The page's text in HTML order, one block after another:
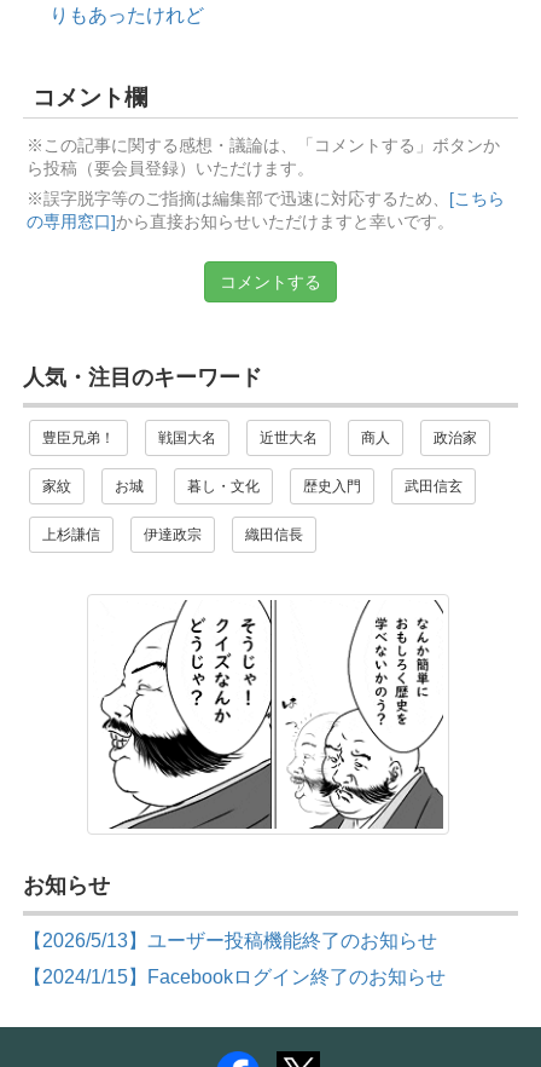
りもあったけれど
コメント欄
※この記事に関する感想・議論は、「コメントする」ボタンか
ら投稿（要会員登録）いただけます。
※誤字脱字等のご指摘は編集部で迅速に対応するため、 [こちら
の専用窓口]から直接お知らせいただけますと幸いです。
コメントする
人気・注目のキーワード
豊臣兄弟！ 戦国大名 近世大名 商人 政治家
家紋 お城 暮し・文化 歴史入門 武田信玄
上杉謙信 伊達政宗 織田信長
お知らせ
【2026/5/13】ユーザー投稿機能終了のお知らせ
【2024/1/15】Facebookログイン終了のお知らせ